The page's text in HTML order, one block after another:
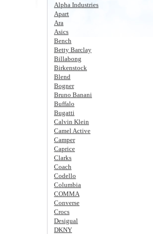
Alpha Industries
Apart
Ara
Asics
Bench
Betty Barclay
Billabong
Birkenstock
Blend
Bogner
Bruno Banani
Buffalo
Bugatti
Calvin Klein
Camel Active
Camper
Caprice
Clarks
Coach
Codello
Columbia
COMMA
Converse
Crocs
Desigual
DKNY